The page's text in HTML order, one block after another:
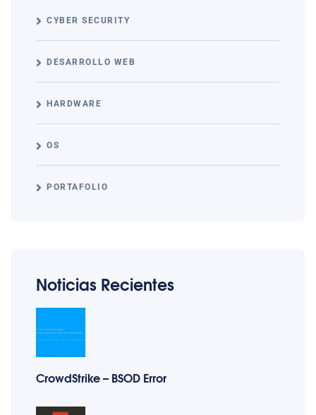
CYBER SECURITY
DESARROLLO WEB
HARDWARE
OS
PORTAFOLIO
Noticias Recientes
CrowdStrike – BSOD Error